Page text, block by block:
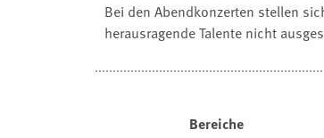
Bei den Abendkonzerten stellen
herausragende Talente nicht
Bereiche